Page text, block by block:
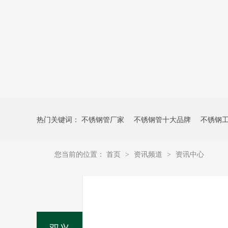
热门关键词： 不锈钢管厂家 不锈钢管十大品牌 不锈钢
您当前的位置： 首页 > 资讯频道 > 资讯中心